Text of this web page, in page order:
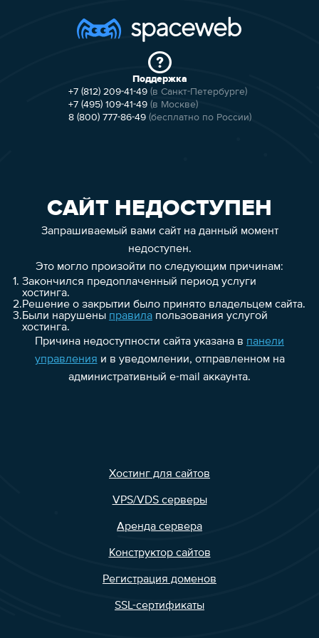
Поддержка
+7 (812) 209-41-49 (в Санкт-Петербурге)
+7 (495) 109-41-49 (в Москве)
8 (800) 777-86-49 (бесплатно по России)
САЙТ НЕДОСТУПЕН
Запрашиваемый вами сайт на данный момент
недоступен.
Это могло произойти по следующим причинам:
1. Закончился предоплаченный период услуги
хостинга.
2.Решение о закрытии было принято владельцем сайта.
3.Были нарушены правилапользования услугой
хостинга.
Причина недоступности сайта указана в панели
управления и в уведомлении, отправленном на
административный e-mail аккаунта.
Хостинг для сайтов
VPS/VDS серверы
Аренда сервера
Конструктор сайтов
Регистрация доменов
SSL-сертификаты